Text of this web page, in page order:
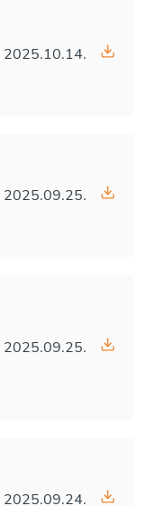
2025.10.14.
2025.09.25.
2025.09.25.
2025.09.24.